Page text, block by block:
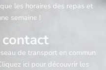
les horaires des repas et
semaine !
de transport en commun
ici pour découvrir les